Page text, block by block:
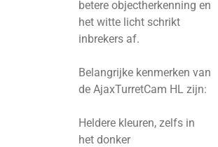
betere objectherkenning en
het witte licht schrikt
inbrekers af.
Belangrijke kenmerken van
de AjaxTurretCam HL zijn:
Heldere kleuren, zelfs in
het donker